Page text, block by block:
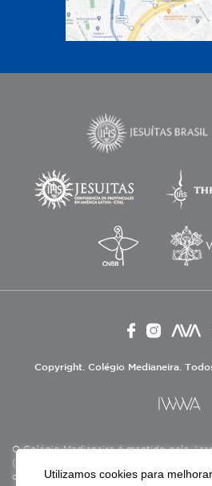
Copyright. Colégio Medianeira.
O Colégio Medianeira é mantido pela
(ASAV), instituição de direito privado
de natureza educativa, cultural,
Utilizamos cookies para